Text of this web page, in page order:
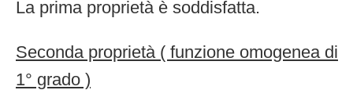
La prima proprietà è soddisfatta.
Seconda proprietà ( funzione omogenea di
1° grado )